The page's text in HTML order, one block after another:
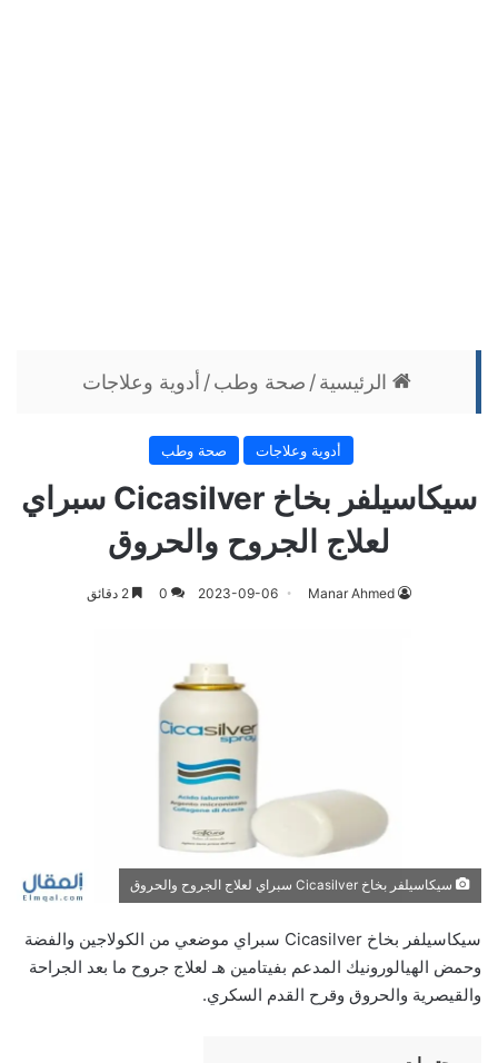
الرئيسية / صحة وطب / أدوية وعلاجات
أدوية وعلاجات صحة وطب
سيكاسيلفر بخاخ Cicasilver سبراي
لعلاج الجروح والحروق
Manar Ahmed
2023-09-06
0
سيكاسيلفر بخاخ Cicasilver سبراي لعلاج الجروح والحروق
سيكاسيلفر بخاخ Cicasilver سبراي موضعي من الكولاجين والفضة
وحمض الهيالورونيك المدعم بفيتامين هـ لعلاج جروح ما بعد الجراحة
والقيصرية والحروق وقرح القدم السكري.